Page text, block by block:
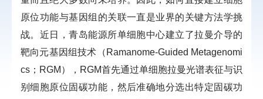
原位功能与基因组的关联一直是业界的关键方法学挑
战。近日，青岛能源所单细胞中心建立了拉曼介导的
靶向元基因组技术（ Ramanome-Guided Metagenomi
cs；RGM ）， RGM首先通过单细胞拉曼光谱表征与识
别细胞原位固碳功能，然后准确地分选出特定固碳功